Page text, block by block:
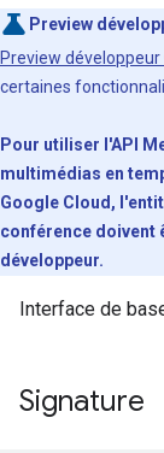
Preview
Preview
certaines
Pour utiliser l'API
multimédias en
Google Cloud,
conférence doivent
développeur.
Interface de
Signature